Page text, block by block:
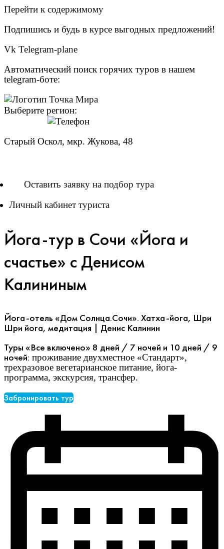
Перейти к содержимому
Подпишись и будь в курсе выгодных предложений!
Vk Telegram-plane
Автоматический поиск горячих туров в нашем
telegram-боте:
Выберите регион:
Старый Оскол, мкр. Жукова, 48
Оставить заявку на подбор тура
Личный кабинет туриста
Йога-тур в Сочи «Йога и
счастье» с Денисом
Калининым
Йога-отель «Дом Солнца.Сочи». Хатха-йога, Шри
Шри йога, медитация | Денис Калинин
Туры «Все включено» 8 дней / 7 ночей и 10 дней / 9
ночей: проживание двухместное «Стандарт»,
трехразовое вегетарианское питание, йога-
программа, экскурсия, трансфер.
Забронировать тур